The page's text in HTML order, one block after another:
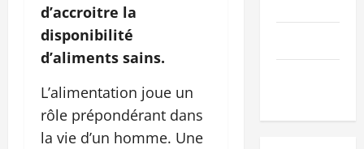
d’accroitre la
disponibilité
d’aliments sains.
L’alimentation joue un
rôle prépondérant dans
la vie d’un homme. Une